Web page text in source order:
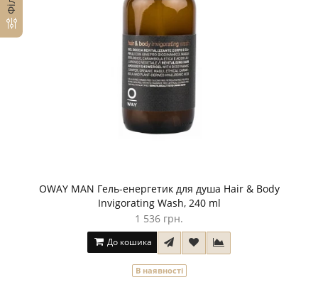
OWAY MАN Гель-енергетик для душа Hair & Body
Invigorating Wash, 240 ml
1 536 грн.
До кошика
В наявності